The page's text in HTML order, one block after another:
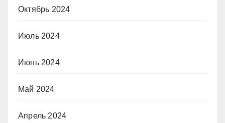
Октябрь 2024
Июль 2024
Июнь 2024
Май 2024
Апрель 2024